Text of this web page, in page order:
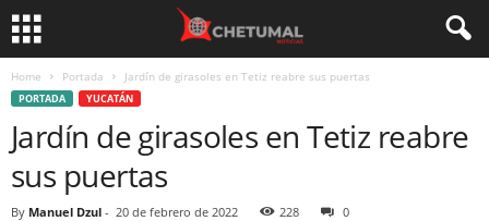
Home Portada Jardín de girasoles en Tetiz reabre sus puertas
PORTADA YUCATÁN
Jardín de girasoles en Tetiz reabre
sus puertas
By Manuel Dzul - 20 de febrero de 2022 228 0